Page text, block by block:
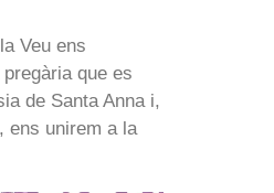
Veu ens
que es
de Santa Anna i,
ens unirem a la